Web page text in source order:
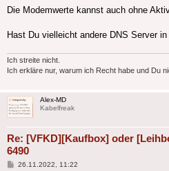
Die Modemwerte kannst auch ohne
Hast Du vielleicht andere DNS Server
Ich streite nicht.
Ich erkläre nur, warum ich Recht habe und Du
Alex-MD
Kabelfreak
Re: [VFKD][Kaufbox] oder
6490
Beitrag
26.11.2022, 11:22